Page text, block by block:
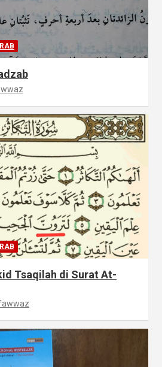
Tsaqilah di Surat At-